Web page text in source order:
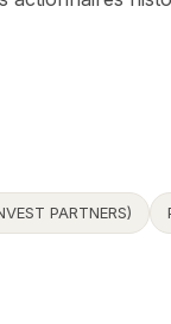
PARTNERS)